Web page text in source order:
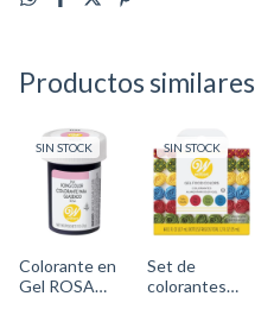
Productos similares
SIN STOCK
Colorante en
Gel ROSA
SIN STOCK
Set de
colorantes